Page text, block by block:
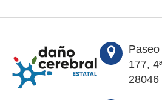
177,
28046